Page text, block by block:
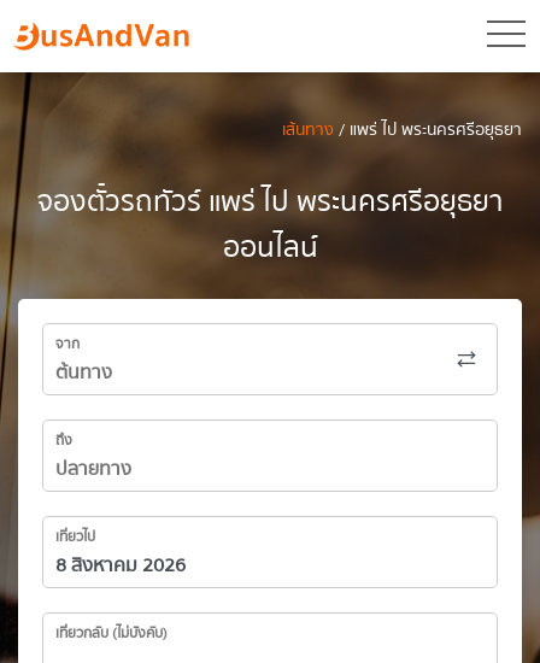
เส้นทาง/ แพร่ ไป พระนครศรีอยุธยา
จองตั๋วรถทัวร์ แพร่ ไป พระนครศรีอยุธยา
ออนไลน์
จาก
ถึง
เที่ยวไป
เที่ยวกลับ (ไม่บังคับ)